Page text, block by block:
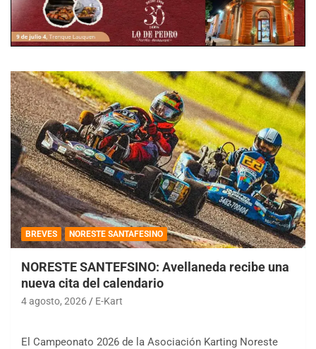
BREVES NORESTE SANTAFESINO
NORESTE SANTEFSINO: Avellaneda recibe una
nueva cita del calendario
4 agosto, 2026 E-Kart
El Campeonato 2026 de la Asociación Karting Noreste